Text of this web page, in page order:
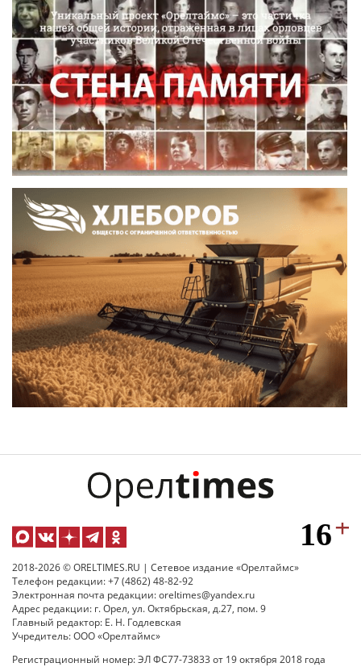
2018-2026 © ORELTIMES.RU | Сетевое издание «Орелтаймс»
Телефон редакции: +7 (4862) 48-82-92
Электронная почта редакции: oreltimes@yandex.ru
Адрес редакции: г. Орел, ул. Октябрьская, д.27, пом. 9
Главный редактор: Е. Н. Годлевская
Учредитель: ООО «Орелтаймс»
Регистрационный номер: ЭЛ ФС77-73833 от 19 октября 2018 года